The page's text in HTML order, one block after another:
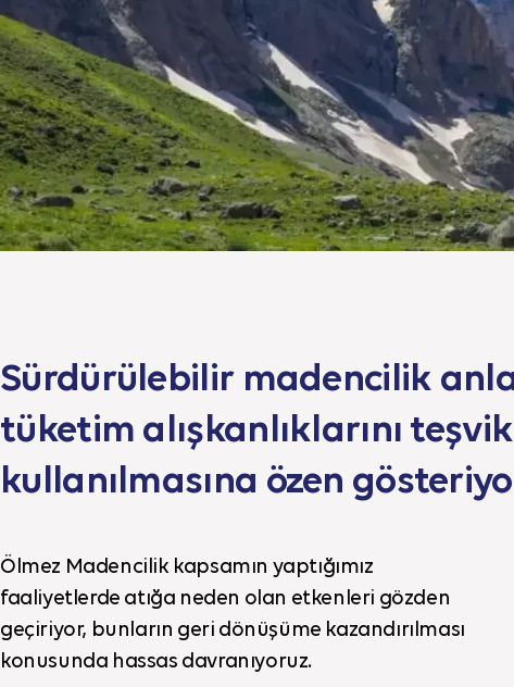
Sürdürülebilir madencilik
tüketim alışkanlıklarını
kullanılmasına özen
Ölmez Madencilik kapsamın yaptığımız
faaliyetlerde atığa neden olan etkenleri gözden
geçiriyor, bunların geri dönüşüme kazandırılması
konusunda hassas davranıyoruz.